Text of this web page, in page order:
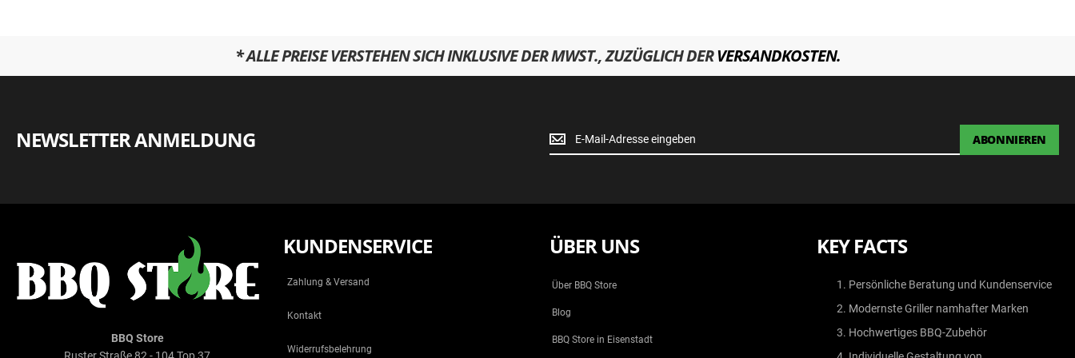
* ALLE PREISE VERSTEHEN SICH INKLUSIVE DER MWST., ZUZÜGLICH DERVERSANDKOSTEN.
NEWSLETTER ANMELDUNG
Newsletter
Anmeldung
ABONNIEREN
BBQ Store
Ruster Straße 82 - 104 Top 37
KUNDENSERVICE
Zahlung & Versand
Kontakt
Widerrufsbelehrung
ÜBER UNS
Über BBQ Store
Blog
BBQ Store in Eisenstadt
KEY FACTS
Persönliche Beratung und Kundenservice
Modernste Griller namhafter Marken
Hochwertiges BBQ-Zubehör